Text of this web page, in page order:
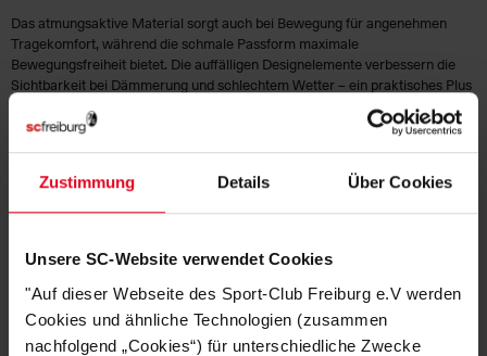
Zustimmung Details Über Cookies
Unsere SC-Website verwendet Cookies
"Auf dieser Webseite des Sport-Club Freiburg e.V werden
Cookies und ähnliche Technologien (zusammen
nachfolgend „Cookies“) für unterschiedliche Zwecke
Das atmungsaktive Material sorgt auch bei Bewegung für angenehmen
Tragekomfort, während die schmale Passform maximale
Bewegungsfreiheit bietet. Die auffälligen Designelemente verbessern die
Sichtbarkeit bei Dämmerung und schlechtem Wetter – ein praktisches Plus
Farblich setzt die Jacke auf ein klares Weiß, ergänzt durch schwarze
Ein echtes Must-have für junge SC Freiburg Fans, die ihren Lieblingsverein
HERSTELLERANGABEN
KUNDENBEWERTUNGEN (4)